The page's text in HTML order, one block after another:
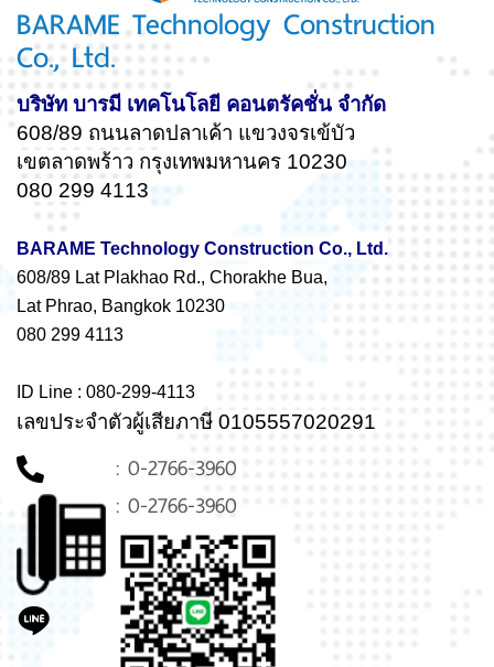
BARAME Technology Construction
Co., Ltd.
บริษัท บารมี เทคโนโลยี คอนตรัคชั่น จำกัด
608/89 ถนนลาดปลาเค้า แขวงจรเข้บัว
เขตลาดพร้าว กรุงเทพมหานคร 10230
080 299 4113
BARAME Technology Construction Co., Ltd.
608/89 Lat Plakhao Rd., Chorakhe Bua,
Lat Phrao, Bangkok 10230
080 299 4113
ID Line : 080-299-4113
เลขประจำตัวผู้เสียภาษี 0105557020291
: 0-2766-3960
: 0-2766-3960